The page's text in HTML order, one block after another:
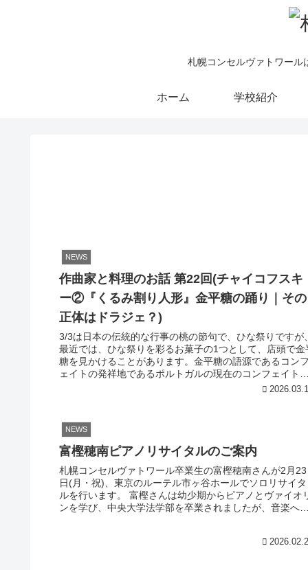
札幌コンセルヴァトワール
ホーム 学校紹介
NEWS
作曲家と料理のお話 第22回(チャイコフスキ
ー②『くるみ割り人形』金平糖の踊り｜その
正体はドラジェ？)
3/3は日本の伝統的な行事の桃の節句で、ひな祭りですが、
最近では、ひな祭りを彩るお菓子の1つとして、店頭で金
糖を見かけることがあります。金平糖の語源であるコンフ
ェイトの発祥地であるポルトガルの現在のコンフェイトに
NEWS
富樫穂南ピアノリサイタルのご案内
札幌コンセルヴァトワール卒業生の富樫穂南さんが2月23
日(月・祝)、東京のルーテル市ヶ谷ホールでソロリサイタ
ルを行います。 富樫さんは幼少期からピアノとヴァイオ
ンを学び、中央大学法学部を卒業されましたが、音楽への